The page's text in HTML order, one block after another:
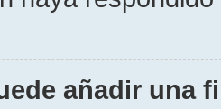
añadir una